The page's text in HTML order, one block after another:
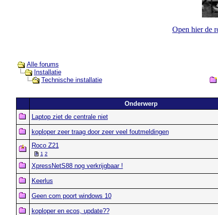
Open hier de
Alle forums
Installatie
Technische installatie
Onderwerp
Laptop ziet de centrale niet
koploper zeer traag door zeer veel foutmeldingen
Roco Z21
1 2
XpressNetS88 nog verkrijgbaar !
Keerlus
Geen com poort windows 10
koploper en ecos, update??